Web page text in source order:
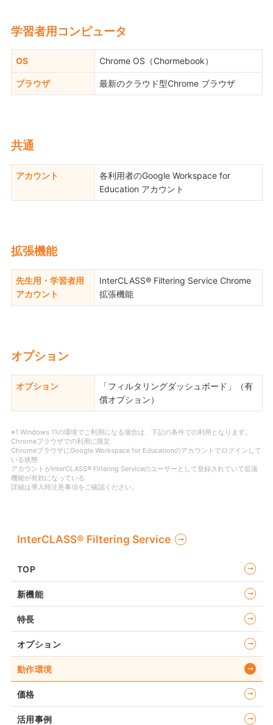
学習者用コンピュータ
OS Chrome OS（Chormebook）
ブラウザ 最新のクラウド型Chrome ブラウザ
共通
アカウント
各利用者のGoogle Workspace for
Education アカウント
拡張機能
先生用・学習者用
アカウント
InterCLASS® Filtering Service Chrome
拡張機能
オプション
オプション
「フィルタリングダッシュボード」（有
償オプション）
※1 Windows 11の環境でご利用になる場合は、下記の条件での利用となります。
Chromeブラウザでの利用に限定
ChromeブラウザにGoogle Workspace for Educationのアカウントでログインして
いる状態
アカウントがInterCLASS® Filtering Serviceのユーザーとして登録されていて拡張
機能が有効になっている
詳細は導入時注意事項をご確認ください。
InterCLASS®︎ Filtering Service
TOP
新機能
特長
オプション
動作環境
価格
活用事例